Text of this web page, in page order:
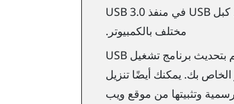
إذا استمرت المشكلة، وصل كبل USB في منفذ USB 3.0
مختلف بالكمبيوتر.
إذا استمرت المشكلة،، قم بتحديث برنامج تشغيل USB
الخاص بك. يمكنك أيضًا تنزيل
وتثبيتها من موقع ويب